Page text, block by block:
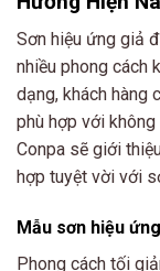
Sơn hiệu ứng giả
nhiều phong cách
dạng, khách hàng
phù hợp với
Conpa sẽ giới
hợp tuyệt vời với
Mẫu sơn hiệu
Phong cách tối